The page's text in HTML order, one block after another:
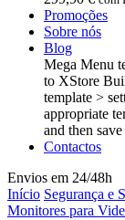
Promoções
Sobre nós
Blog
Mega Menu
to XStore
template >
appropriate
and then
Contactos
Envios em 24/48h
Início Segurança e
Monitores para